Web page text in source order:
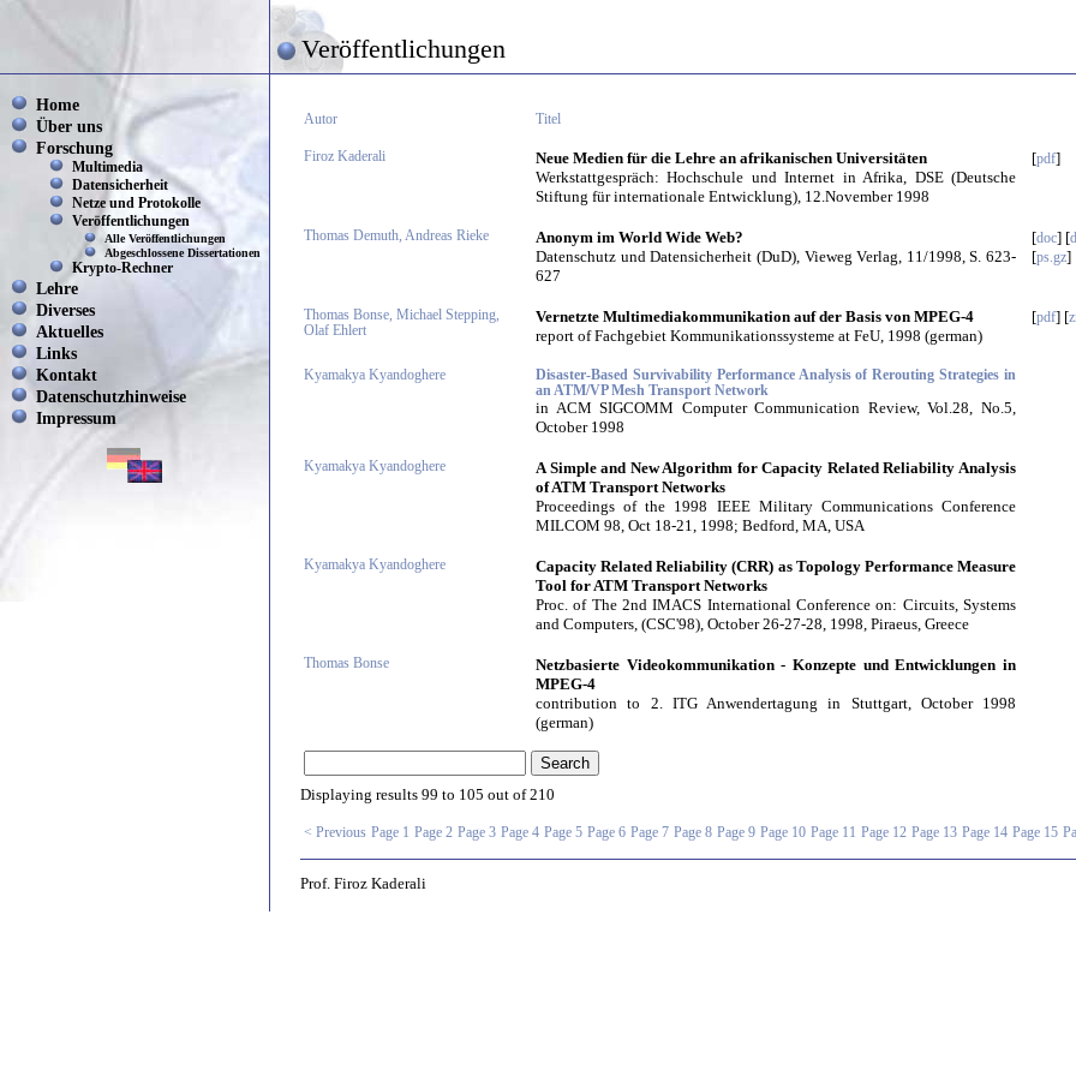
Veröffentlichungen
Home
Über uns
Forschung
Multimedia
Datensicherheit
Netze und Protokolle
Veröffentlichungen
Alle Veröffentlichungen
Abgeschlossene Dissertationen
Krypto-Rechner
Lehre
Diverses
Aktuelles
Links
Kontakt
Datenschutzhinweise
Impressum
Autor Titel
Firoz Kaderali
Neue Medien für die Lehre an afrikanischen Universitäten
Werkstattgespräch: Hochschule und Internet in Afrika, DSE (Deutsche
Stiftung für internationale Entwicklung), 12.November 1998
[pdf]
Thomas Demuth, Andreas Rieke
Anonym im World Wide Web?
Datenschutz und Datensicherheit (DuD), Vieweg Verlag, 11/1998, S. 623-
627
[doc] [
[ps.gz]
Thomas Bonse, Michael Stepping,
Olaf Ehlert
Vernetzte Multimediakommunikation auf der Basis von MPEG-4
report of Fachgebiet Kommunikationssysteme at FeU, 1998 (german)
[pdf] [
Kyamakya Kyandoghere
Disaster-Based Survivability Performance Analysis of Rerouting Strategies in
an ATM/VP Mesh Transport Network
in ACM SIGCOMM Computer Communication Review, Vol.28, No.5,
October 1998
Kyamakya Kyandoghere
A Simple and New Algorithm for Capacity Related Reliability Analysis
of ATM Transport Networks
Proceedings of the 1998 IEEE Military Communications Conference
MILCOM 98, Oct 18-21, 1998; Bedford, MA, USA
Kyamakya Kyandoghere
Capacity Related Reliability (CRR) as Topology Performance Measure
Tool for ATM Transport Networks
Proc. of The 2nd IMACS International Conference on: Circuits, Systems
and Computers, (CSC'98), October 26-27-28, 1998, Piraeus, Greece
Thomas Bonse
Netzbasierte Videokommunikation - Konzepte und Entwicklungen in
MPEG-4
contribution to 2. ITG Anwendertagung in Stuttgart, October 1998
(german)
Displaying results 99 to 105 out of210
< Previous Page 1 Page 2 Page 3 Page 4 Page 5 Page 6 Page 7 Page 8 Page 9 Page 10 Page 11 Page 12 Page 13 Page 14 Page 15
Prof. Firoz Kaderali